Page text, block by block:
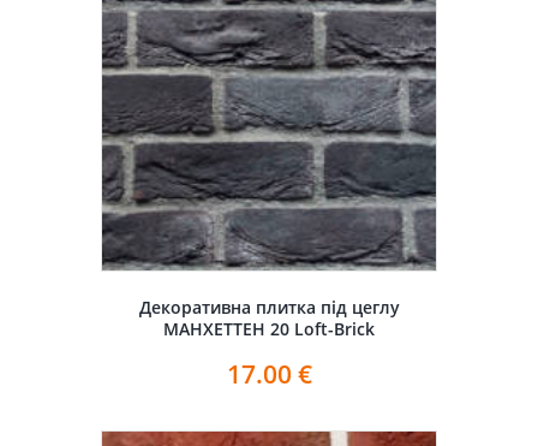
Декоративна плитка під цеглу
МАНХЕТТЕН 20 Loft-Brick
17.00 €